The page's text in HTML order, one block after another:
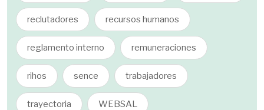
reclutadores recursos humanos
reglamento interno remuneraciones
rihos sence trabajadores
trayectoria WEBSAL